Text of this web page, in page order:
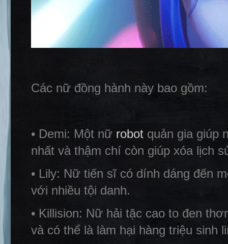
Các nữ đồng hành này bao gồm:
• Demi: Một nữ robot quản gia giúp
nhất và thậm chí còn giúp xóa lịch
• Lily: Nữ tiến sĩ có dính dáng đến
với nhiều tội danh.
• Killision: Nữ hải tặc cao to đen
và có thể là làm hại hàng triệu sinh